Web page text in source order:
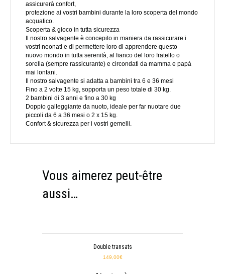
assicurerà confort,
protezione ai vostri bambini durante la loro scoperta del mondo
acquatico.
Scoperta & gioco in tutta sicurezza
Il nostro salvagente è concepito in maniera da rassicurare i
vostri neonati e di permettere loro di apprendere questo
nuovo mondo in tutta serenità, al fianco del loro fratello o
sorella (sempre rassicurante) e circondati da mamma e papà
mai lontani.
Il nostro salvagente si adatta a bambini tra 6 e 36 mesi
Fino a 2 volte 15 kg, sopporta un peso totale di 30 kg.
2 bambini di 3 anni e fino a 30 kg
Doppio galleggiante da nuoto, ideale per far nuotare due
piccoli da 6 a 36 mesi o 2 x 15 kg.
Confort & sicurezza per i vostri gemelli.
Vous aimerez peut-être
aussi…
Double transats
149,00€